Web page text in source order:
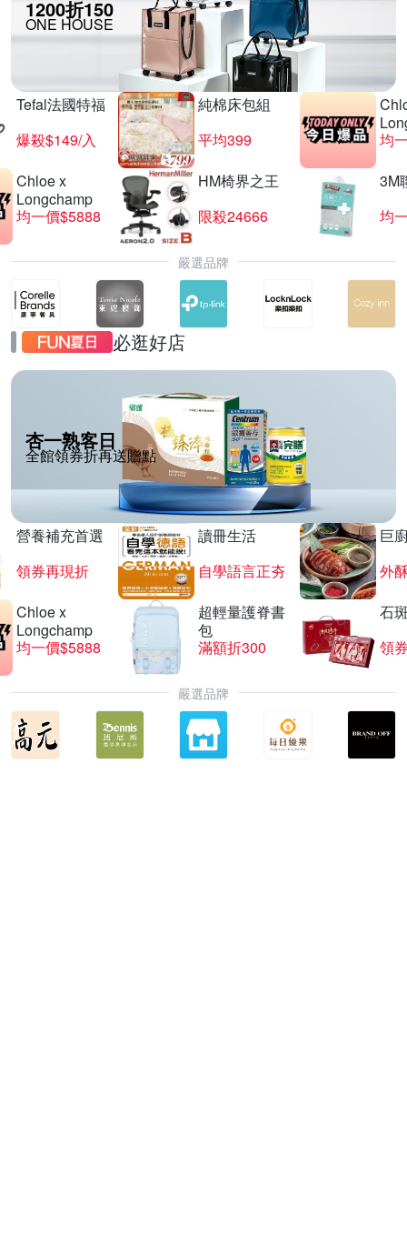
1200折150
ONE HOUSE
Tefal法國特福
爆殺$149/入
純棉床包組
平均399
均
Chloe x
Longchamp
均一價$5888
HM椅界之王
限殺24666
3M
均
嚴選品牌
必逛好店
杏一熟客日
全館領券折再送贈點
營養補充首選
領券再現折
讀冊生活
自學語言正夯
巨
外
Chloe x
Longchamp
均一價$5888
超輕量護脊書
包
滿額折300
石
領
嚴選品牌